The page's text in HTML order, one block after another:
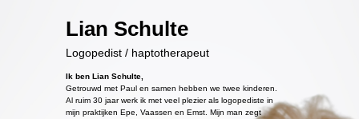
Lian Schulte
Logopedist / haptotherapeut
Ik ben Lian Schulte,
Getrouwd met Paul en samen hebben we twee kinderen.
Al ruim 30 jaar werk ik met veel plezier als logopediste in
mijn praktijken Epe, Vaassen en Emst. Mijn man zegt